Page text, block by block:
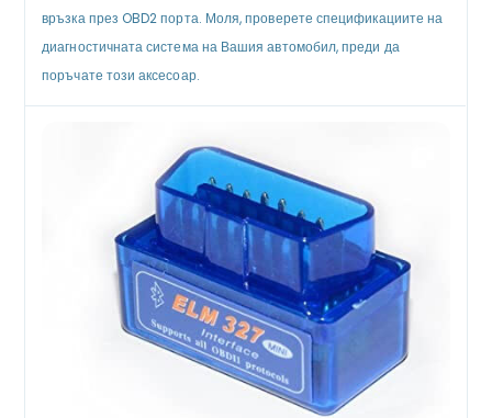
връзка през OBD2 порта. Моля, проверете спецификациите на
диагностичната система на Вашия автомобил, преди да
поръчате този аксесоар.